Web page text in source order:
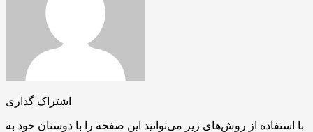
اشتراک گذاری
با استفاده از روش‌های زیر می‌توانید این صفحه را با دوستان خود به